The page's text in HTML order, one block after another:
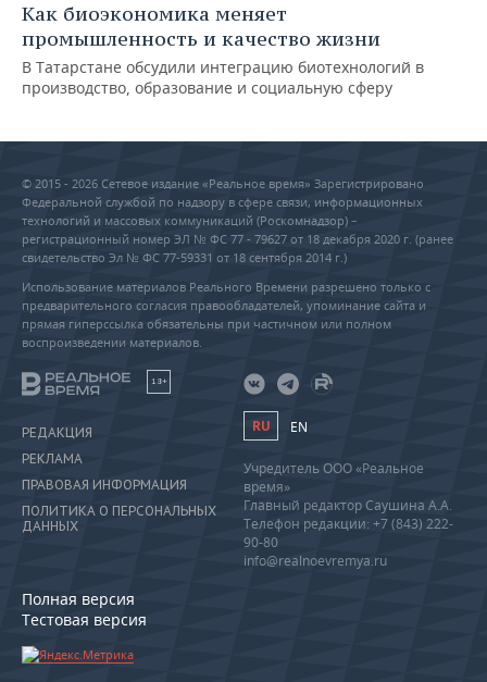
Как биоэкономика меняет
промышленность и качество жизни
В Татарстане обсудили интеграцию биотехнологий в
производство, образование и социальную сферу
© 2015 - 2026 Сетевое издание «Реальное время» Зарегистрировано
Федеральной службой по надзору в сфере связи, информационных
технологий и массовых коммуникаций (Роскомнадзор) –
регистрационный номер ЭЛ № ФС 77 - 79627 от 18 декабря 2020 г. (ранее
свидетельство Эл № ФС 77-59331 от 18 сентября 2014 г.)
Использование материалов Реального Времени разрешено только с
предварительного согласия правообладателей, упоминание сайта и
прямая гиперссылка обязательны при частичном или полном
воспроизведении материалов.
18+
РЕДАКЦИЯ
РЕКЛАМА
ПРАВОВАЯ ИНФОРМАЦИЯ
ПОЛИТИКА О ПЕРСОНАЛЬНЫХ
ДАННЫХ
Полная версия
Тестовая версия
RU EN
Учредитель ООО «Реальное
время»
Главный редактор Саушина А.А.
Телефон редакции: +7 (843) 222-
90-80
info@realnoevremya.ru